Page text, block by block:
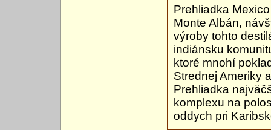
Prehliadka
Monte Albán,
výroby tohto
indiánsku
ktoré mnohí
Strednej Ameriky
Prehliadka
komplexu na
oddych pri